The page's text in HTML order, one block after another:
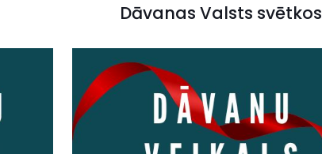
Dāvanas Valsts svētkos